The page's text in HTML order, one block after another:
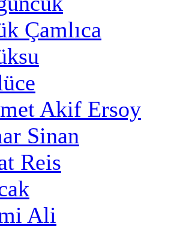
Çamlıca
Akif Ersoy
Sinan
Reis
Ali